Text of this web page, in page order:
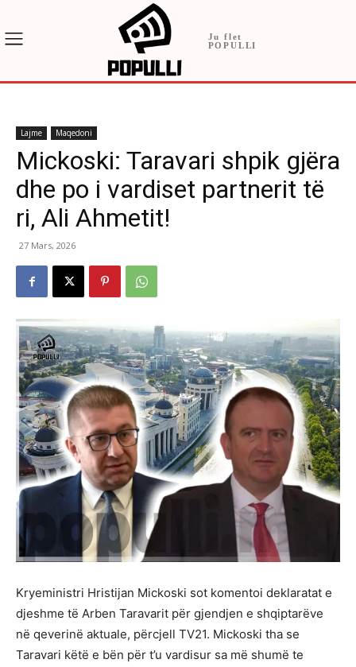
Ju flet
POPULLI
Lajme Maqedoni
Mickoski: Taravari shpik gjëra
dhe po i vardiset partnerit të
ri, Ali Ahmetit!
27 Mars, 2026
Kryeministri Hristijan Mickoski sot komentoi deklaratat e
djeshme të Arben Taravarit për gjendjen e shqiptarëve
në qeverinë aktuale, përcjell TV21. Mickoski tha se
Taravari këtë e bën për t’u vardisur sa më shumë te